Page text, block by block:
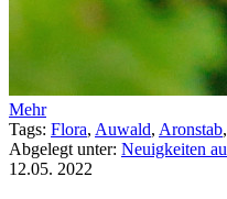
Mehr
Tags: Flora, Auwald, Aronstab,
Abgelegt unter: Neuigkeiten
12.05. 2022